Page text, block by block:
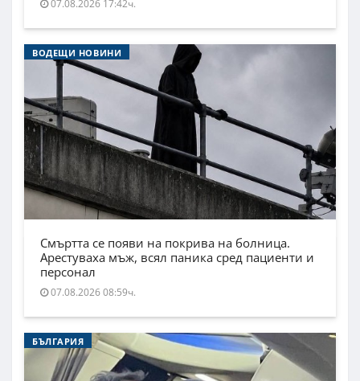
07.08.2026 17:42ч.
ВОДЕЩИ НОВИНИ
Смъртта се появи на покрива на болница.
Арестуваха мъж, всял паника сред пациенти и
персонал
07.08.2026 08:59ч.
БЪЛГАРИЯ